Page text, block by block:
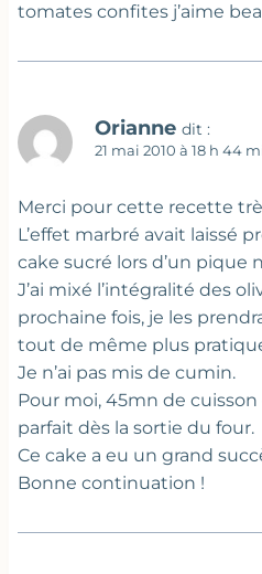
tomates confites j’aime
Orianne dit :
21 mai 2010 à 18 h 44
Merci pour cette recette
L’effet marbré avait laissé
cake sucré lors d’un pique
J’ai mixé l’intégralité des
prochaine fois, je les
tout de même plus
Je n’ai pas mis de cumin.
Pour moi, 45mn de
parfait dès la sortie du four.
Ce cake a eu un grand
Bonne continuation !